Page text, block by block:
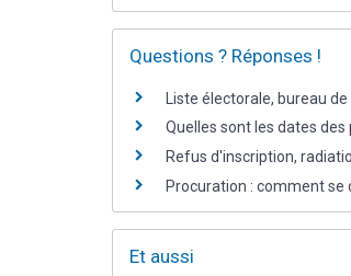
Questions ? Réponses !
Liste électorale, bureau
Quelles sont les dates
Refus d'inscription,
Procuration : comment se
Et aussi